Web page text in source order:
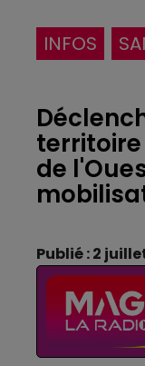
INFOS
de
Publié : 2